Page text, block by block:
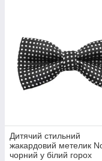
Дитячий стильний
жакардовий метелик
чорний у білий горох